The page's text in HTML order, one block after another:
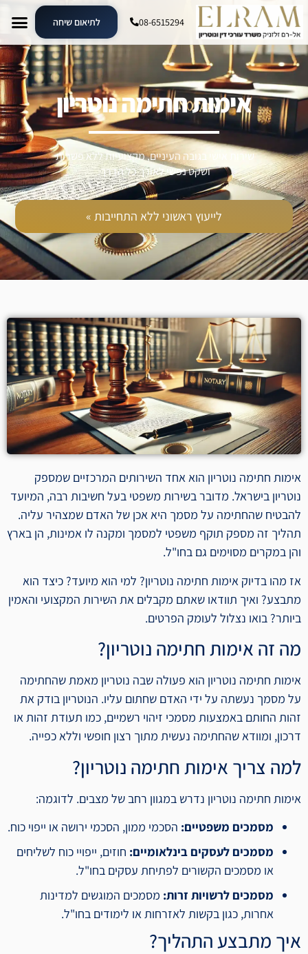
08-6515294 לתיאום שיחה
אימות חתימה נוטריון
שירות אישי בגובה העיניים, מקצועיות ללא פשרות
ושקט נפשי לאורך כל הדרך.
לייעוץ ראשוני ללא התחייבות »
אימות חתימה נוטריון הוא אחד השירותים המרכזיים שמספק
נוטריון בישראל. מדובר בשירות משפטי בעל חשיבות רבה, המיועד
להבטיח שהחתימה על מסמך היא אכן של האדם שמצהיר עליה.
תהליך זה מספק תוקף משפטי למסמך ומקנה לו אמינות, הן בארץ
והן במקרים מסוימים גם בחו"ל.
אז מהו בדיוק אימות חתימה נוטריון? למי הוא מיועד? כיצד הוא
מתבצע? ואיך תוודאו שאתם מקבלים את השירות המקצועי והאמין
ביותר? בואו נצלול לעומק הפרטים.
מה זה אימות חתימה נוטריון?
אימות חתימה נוטריון הוא פעולה שבה נוטריון מאמת שהחתימה
על מסמך נעשתה על ידי האדם שחתום עליו. הנוטריון בודק את
זהות החותם באמצעות מסמכי זיהוי רשמיים, כמו תעודת זהות או
דרכון, ומוודא שהחתימה נעשית מתוך רצון חופשי וללא כפייה.
למה צריך אימות חתימה נוטריון?
אימות חתימה נוטריון נדרש במגוון רחב של מצבים. לדוגמה:
מסמכים משפטיים: הסכמי ממון, הסכמי ירושה או ייפוי כוח.
מסמכים לעסקים בינלאומיים: חוזים, ייפויי כוח לשליחים
או מסמכים הקשורים לפתיחת עסקים בחו"ל.
מסמכים לרשויות זרות: מסמכים המוגשים למדינות
אחרות, כגון בקשות לאזרחות או לימודים בחו"ל.
איך מתבצע התהליך?